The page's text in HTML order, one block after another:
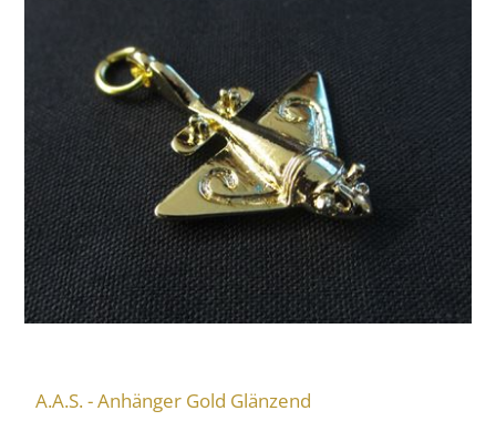
A.A.S. - Anhänger Gold Glänzend